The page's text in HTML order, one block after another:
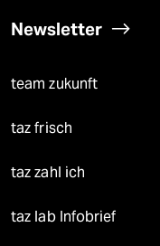
Newsletter
team zukunft
taz frisch
taz zahl ich
taz lab Infobrief